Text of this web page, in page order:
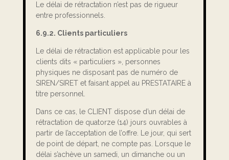
Le délai de rétractation n’est pas de rigueur
entre professionnels.
6.9.2. Clients particuliers
Le délai de rétractation est applicable pour les
clients dits « particuliers », personnes
physiques ne disposant pas de numéro de
SIREN/SIRET et faisant appel au PRESTATAIRE à
titre personnel.
Dans ce cas, le CLIENT dispose d’un délai de
rétractation de quatorze (14) jours ouvrables à
partir de l’acceptation de l’offre. Le jour, qui sert
de point de départ, ne compte pas. Lorsque le
délai s’achève un samedi, un dimanche ou un